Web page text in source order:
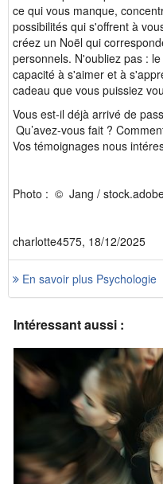
ce qui vous manque,
possibilités qui s'offrent à
créez un Noël qui
personnels. N'oubliez pas :
capacité à s'aimer et à
cadeau que vous puissiez
Vous est-il déjà arrivé de
Qu’avez-vous fait ?
Vos témoignages nous
Photo : © Jang /
charlotte4575, 18/12/2025
En savoir plus Psychologie
Intéressant aussi :